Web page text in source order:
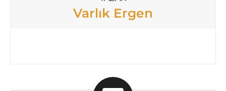
Varlık Ergen